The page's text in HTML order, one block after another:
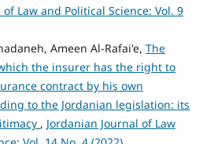
Law and Political Science: Vol. 9
Ameen Al-Rafai'e, The
the insurer has the right to
contract by his own
to the Jordanian legislation: its
, Jordanian Journal of Law